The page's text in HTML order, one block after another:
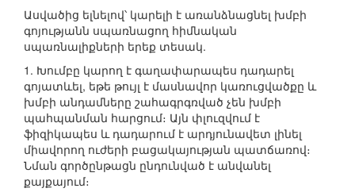
Ասվածից ելնելով՝ կարելի է առանձնացնել խմբի
գոյությանն սպառնացող հիմնական
սպառնալիքների երեք տեսակ.
1. Խումբը կարող է գաղափարապես դադարել
գոյատևել, եթե թույլ է մասնավոր կառուցվածքը և
խմբի անդամները շահագրգռված չեն խմբի
պահպանման հարցում։ Այն փլուզվում է
ֆիզիկապես և դադարում է արդյունավետ լինել
միավորող ուժերի բացակայության պատճառով։
Նման գործընթացն ընդունված է անվանել
քայքայում։